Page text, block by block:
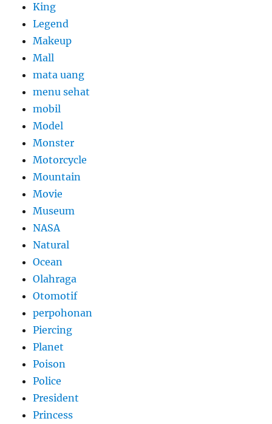
King
Legend
Makeup
Mall
mata uang
menu sehat
mobil
Model
Monster
Motorcycle
Mountain
Movie
Museum
NASA
Natural
Ocean
Olahraga
Otomotif
perpohonan
Piercing
Planet
Poison
Police
President
Princess